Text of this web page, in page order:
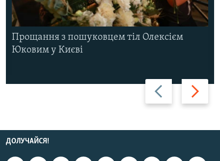
Назад Вперед
Прощання з пошуковцем тіл Олексієм
Юковим у Києві
ДОЛУЧАЙСЯ!